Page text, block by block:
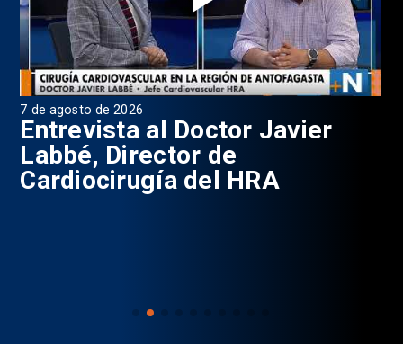
7 de agosto de 2026
Entrevista al Doctor Javier
Labbé, Director de
Cardiocirugía del HRA